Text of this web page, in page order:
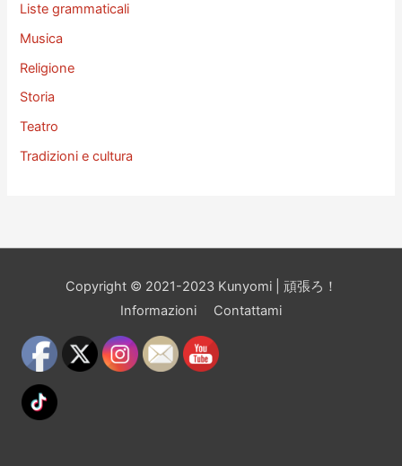
Liste grammaticali
Musica
Religione
Storia
Teatro
Tradizioni e cultura
Copyright © 2021-2023 Kunyomi | 頑張ろ！
Informazioni
Contattami